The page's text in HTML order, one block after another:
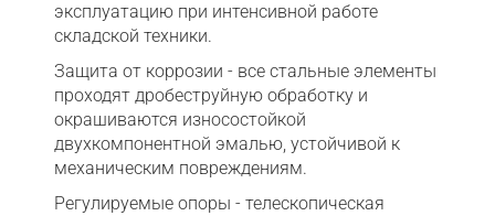
эксплуатацию при интенсивной работе
складской техники.
Защита от коррозии - все стальные элементы
проходят дробеструйную обработку и
окрашиваются износостойкой
двухкомпонентной эмалью, устойчивой к
механическим повреждениям.
Регулируемые опоры - телескопическая